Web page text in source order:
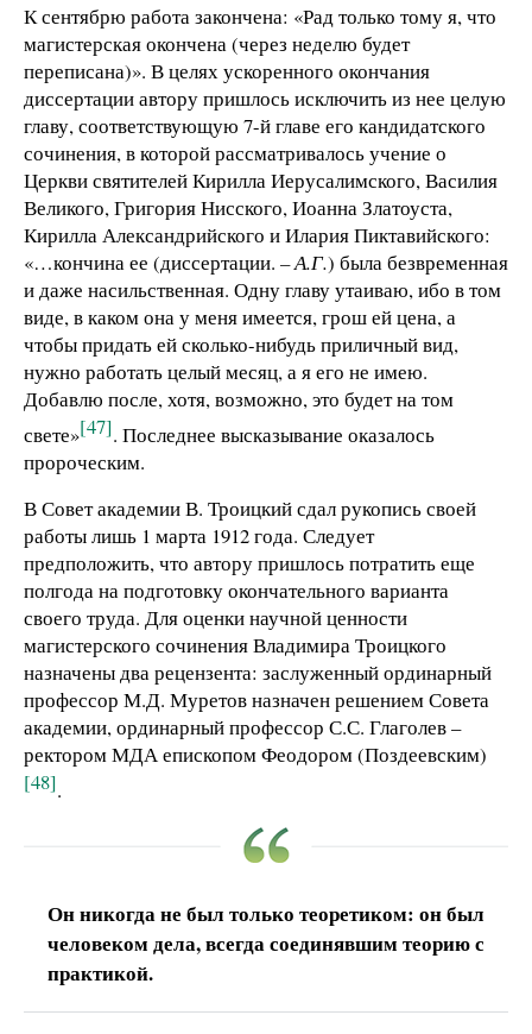
К сентябрю работа закончена: «Рад только тому я, что
магистерская окончена (через неделю будет
переписана)». В целях ускоренного окончания
диссертации автору пришлось исключить из нее целую
главу, соответствующую 7-й главе его кандидатского
сочинения, в которой рассматривалось учение о
Церкви святителей Кирилла Иерусалимского, Василия
Великого, Григория Нисского, Иоанна Златоуста,
Кирилла Александрийского и Илария Пиктавийского:
«…кончина ее (диссертации. – А.Г.) была безвременная
и даже насильственная. Одну главу утаиваю, ибо в том
виде, в каком она у меня имеется, грош ей цена, а
чтобы придать ей сколько-нибудь приличный вид,
нужно работать целый месяц, а я его не имею.
Добавлю после, хотя, возможно, это будет на том
свете»[47]. Последнее высказывание оказалось
пророческим.
В Совет академии В. Троицкий сдал рукопись своей
работы лишь 1 марта 1912 года. Следует
предположить, что автору пришлось потратить еще
полгода на подготовку окончательного варианта
своего труда. Для оценки научной ценности
магистерского сочинения Владимира Троицкого
назначены два рецензента: заслуженный ординарный
профессор М.Д. Муретов назначен решением Совета
академии, ординарный профессор С.С. Глаголев –
ректором МДА епископом Феодором (Поздеевским)
[48].
Он никогда не был только теоретиком: он был
человеком дела, всегда соединявшим теорию с
практикой.